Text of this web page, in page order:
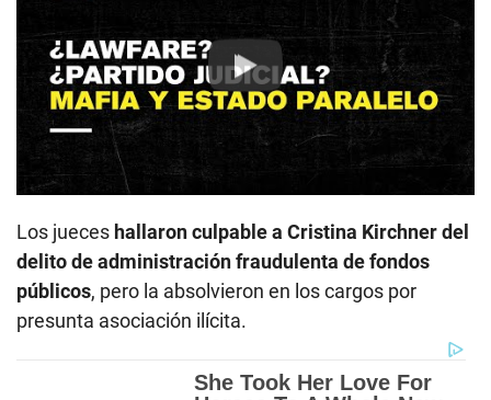
Play
Los jueces hallaron culpable a Cristina Kirchner del
delito de administración fraudulenta de fondos
públicos, pero la absolvieron en los cargos por
presunta asociación ilícita.